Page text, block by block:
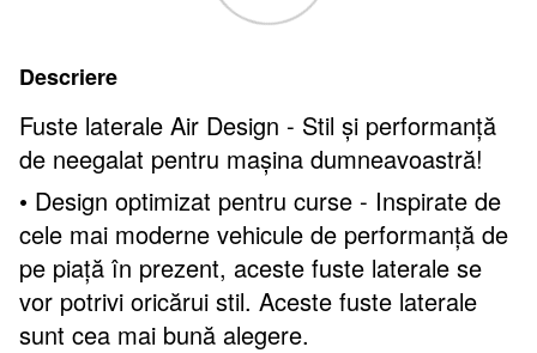
Descriere
Fuste laterale Air Design - Stil și performanță
de neegalat pentru mașina dumneavoastră!
• Design optimizat pentru curse - Inspirate de
cele mai moderne vehicule de performanță de
pe piață în prezent, aceste fuste laterale se
vor potrivi oricărui stil. Aceste fuste laterale
sunt cea mai bună alegere.